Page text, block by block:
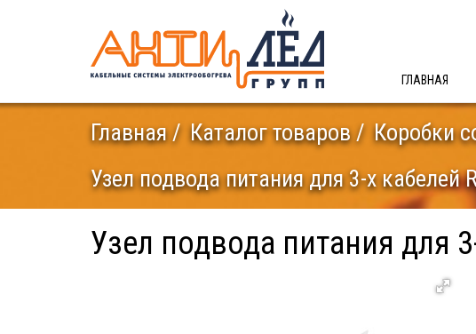
ГЛАВНАЯ
Главная Каталог товаров
Коробки
Узел подвода питания для 3-х кабелей
Узел подвода питания для